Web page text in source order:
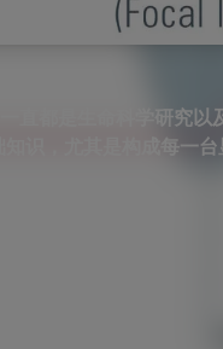
直都是生命科学研究
知识，尤其是构成每一